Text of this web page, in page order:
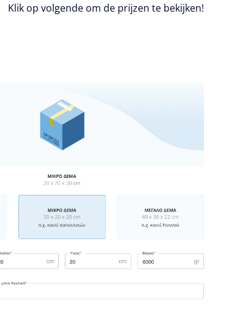
Klik op volgende om de prijzen te bekijken!